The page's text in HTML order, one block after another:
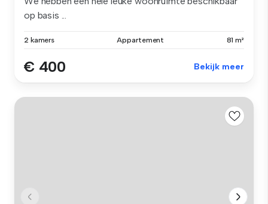
op basis ...
2 kamers Appartement 81 m²
€ 400 Bekijk meer